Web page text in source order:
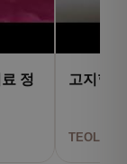
정
고지혈